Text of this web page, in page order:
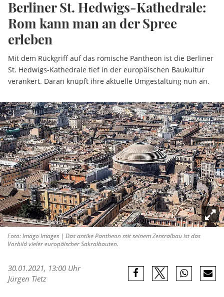
Berliner St. Hedwigs-Kathedrale:
Rom kann man an der Spree
erleben
Mit dem Rückgriff auf das römische Pantheon ist die Berliner
St. Hedwigs-Kathedrale tief in der europäischen Baukultur
verankert. Daran knüpft ihre aktuelle Umgestaltung nun an.
Foto: Imago Images | Das antike Pantheon mit seinem Zentralbau ist das
Vorbild vieler europäischer Sakralbauten.
30.01.2021, 13:00 Uhr
Jürgen Tietz